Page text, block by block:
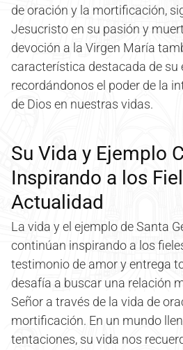
de oración y la mortificación,
Jesucristo en su pasión y
devoción a la Virgen María
característica destacada de su
recordándonos el poder de la
de Dios en nuestras vidas.
Su Vida y Ejemplo
Inspirando a los
Actualidad
La vida y el ejemplo de Santa
continúan inspirando a los
testimonio de amor y entrega
desafía a buscar una relación
Señor a través de la vida de
mortificación. En un mundo
tentaciones, su vida nos